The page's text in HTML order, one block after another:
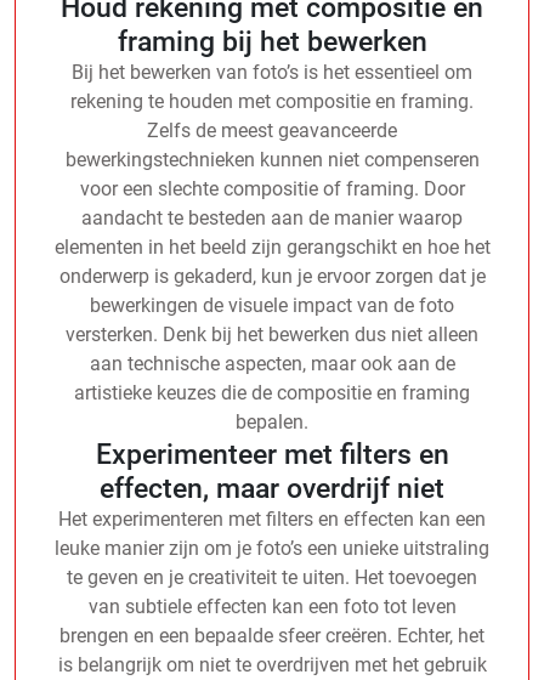
framing bij het bewerken
Bij het bewerken van foto’s is het essentieel om
rekening te houden met compositie en framing.
Zelfs de meest geavanceerde
bewerkingstechnieken kunnen niet compenseren
voor een slechte compositie of framing. Door
aandacht te besteden aan de manier waarop
elementen in het beeld zijn gerangschikt en hoe het
onderwerp is gekaderd, kun je ervoor zorgen dat je
bewerkingen de visuele impact van de foto
versterken. Denk bij het bewerken dus niet alleen
aan technische aspecten, maar ook aan de
artistieke keuzes die de compositie en framing
bepalen.
Experimenteer met filters en
effecten, maar overdrijf niet
Het experimenteren met filters en effecten kan een
leuke manier zijn om je foto’s een unieke uitstraling
te geven en je creativiteit te uiten. Het toevoegen
van subtiele effecten kan een foto tot leven
brengen en een bepaalde sfeer creëren. Echter, het
is belangrijk om niet te overdrijven met het gebruik